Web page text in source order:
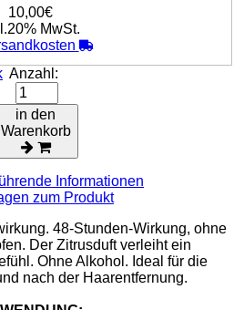
10,00€
MwSt.
Anzahl:
in den
Warenkorb
Informationen
zum Produkt
48-Stunden-Wirkung, ohne
Der Zitrusduft verleiht ein
Ohne Alkohol. Ideal für die
nach der Haarentfernung.